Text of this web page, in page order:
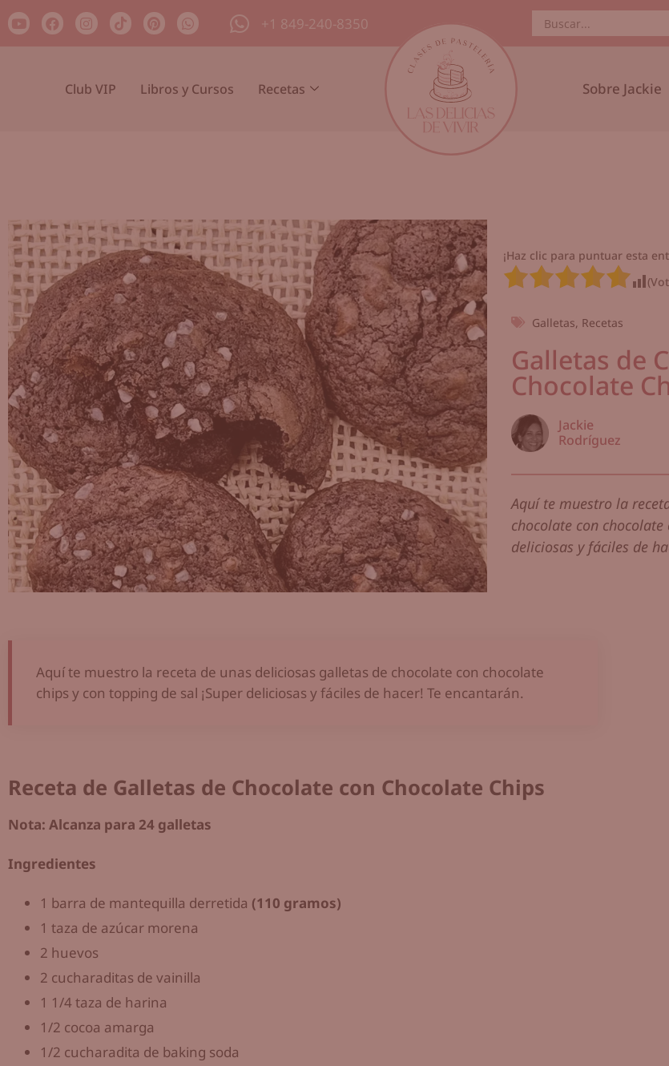
+1 849-240-8350
Club VIP Libros y Cursos Recetas Sobre Jackie
¡Haz clic para puntuar esta
Galletas, Recetas
Galletas de
Chocolate
Jackie
Rodríguez
Aquí te muestro la
chocolate con chocolate
deliciosas y fáciles de
Aquí te muestro la receta de unas deliciosas galletas de chocolate con chocolate
chips y con topping de sal ¡Super deliciosas y fáciles de hacer! Te encantarán.
Receta de Galletas de Chocolate con Chocolate Chips
Nota: Alcanza para 24 galletas
Ingredientes
1 barra de mantequilla derretida (110 gramos)
1 taza de azúcar morena
2 huevos
2 cucharaditas de vainilla
1 1/4 taza de harina
1/2 cocoa amarga
1/2 cucharadita de baking soda